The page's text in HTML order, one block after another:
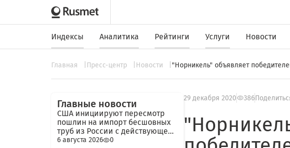
Индексы Аналитика Рейтинги Услуги Новости
Главная Пресс-центр Новости "Норникель" объявляет
Главные новости
США инициируют пересмотр
пошлин на импорт бесшовных
труб из России с действующей
ставкой 209,72%
6 августа 2026
0
29 декабря 2020 386